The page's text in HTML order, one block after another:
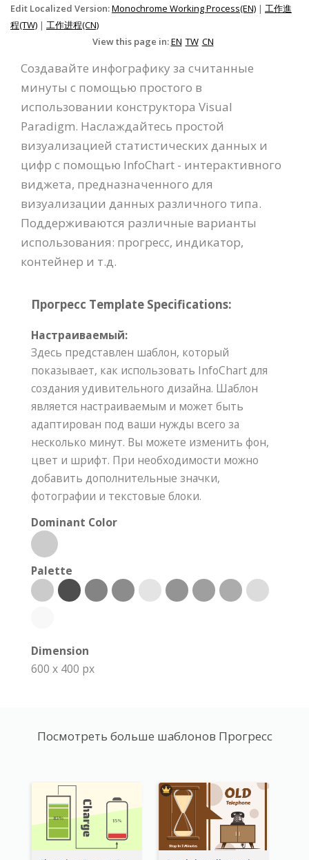
Edit Localized Version:Monochrome Working Process(EN) | 工作進
程(TW) | 工作进程(CN)
View this page in:EN TW CN
Создавайте инфографику за считанные
минуты с помощью простого в
использовании конструктора Visual
Paradigm. Наслаждайтесь простой
визуализацией статистических данных и
цифр с помощью InfoChart - интерактивного
виджета, предназначенного для
визуализации данных различного типа.
Поддерживаются различные варианты
использования: прогресс, индикатор,
контейнер и т.д.
Прогресс Template Specifications:
Настраиваемый:
Здесь представлен шаблон, который
показывает, как использовать InfoChart для
создания удивительного дизайна. Шаблон
является настраиваемым и может быть
адаптирован под ваши нужды всего за
несколько минут. Вы можете изменить фон,
цвет и шрифт. При необходимости можно
добавить дополнительные значки,
фотографии и текстовые блоки.
Dominant Color
Palette
Dimension
600 x 400 px
Посмотреть больше шаблонов Прогресс